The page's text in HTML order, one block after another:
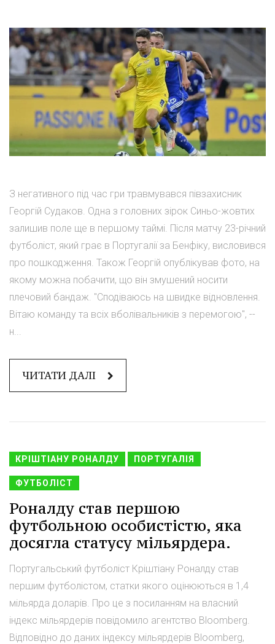
З негативного під час гри травмувався півзахисник
Георгій Судаков. Одна з головних зірок Синьо-жовтих
залишив поле ще в першому таймі. Після матчу 23-річний
футболіст, який грає в Португалії за Бенфіку, висловився
про пошкодження. Також Георгій опублікував фото, на
якому можна побачити, що він змушений носити
плечовий бандаж. "Сподіваюсь на швидке відновлення.
Вітаю команду та всіх вболівальників з перемогою", --
н...
ЧИТАТИ ДАЛІ
КРІШТІАНУ РОНАЛДУ ПОРТУГАЛІЯ
ФУТБОЛІСТ
Роналду став першою
футбольною особистістю, яка
досягла статусу мільярдера.
Португальський футболіст Кріштіану Роналду став
першим футболістом, статки якого оцінюються в 1,4
мільярда доларів. Про це з посиланням на власний
індекс мільярдерів повідомило агентство Bloomberg.
Відповідно до даних індексу мільярдерів Bloomberg,